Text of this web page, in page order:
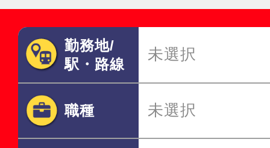
勤務地/
駅・路線
未選択
職種 未選択